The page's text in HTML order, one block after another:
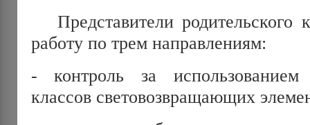
Представители родительского
работу по трем направлениям:
- контроль за
классов световозвращающих